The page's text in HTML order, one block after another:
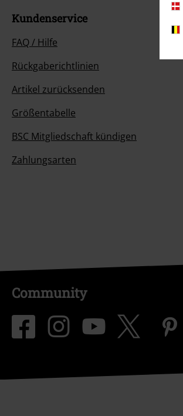
Kundenservice
FAQ / Hilfe
Rückgaberichtlinien
Artikel zurücksenden
Größentabelle
BSC Mitgliedschaft kündigen
Zahlungsarten
Community